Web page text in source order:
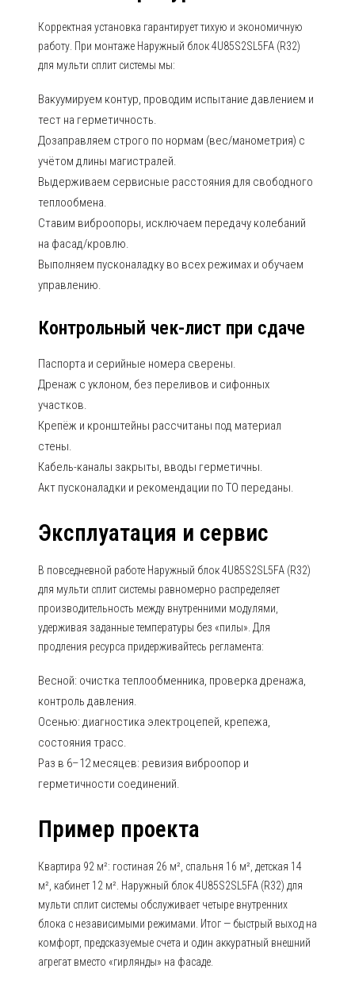
Корректная установка гарантирует тихую и экономичную
работу. При монтаже Наружный блок 4U85S2SL5FA (R32)
для мульти сплит системы мы:
Вакуумируем контур, проводим испытание давлением и
тест на герметичность.
Дозаправляем строго по нормам (вес/манометрия) с
учётом длины магистралей.
Выдерживаем сервисные расстояния для свободного
теплообмена.
Ставим виброопоры, исключаем передачу колебаний
на фасад/кровлю.
Выполняем пусконаладку во всех режимах и обучаем
управлению.
Контрольный чек-лист при сдаче
Паспорта и серийные номера сверены.
Дренаж с уклоном, без переливов и сифонных
участков.
Крепёж и кронштейны рассчитаны под материал
стены.
Кабель-каналы закрыты, вводы герметичны.
Акт пусконаладки и рекомендации по ТО переданы.
Эксплуатация и сервис
В повседневной работе Наружный блок 4U85S2SL5FA (R32)
для мульти сплит системы равномерно распределяет
производительность между внутренними модулями,
удерживая заданные температуры без «пилы». Для
продления ресурса придерживайтесь регламента:
Весной: очистка теплообменника, проверка дренажа,
контроль давления.
Осенью: диагностика электроцепей, крепежа,
состояния трасс.
Раз в 6–12 месяцев: ревизия виброопор и
герметичности соединений.
Пример проекта
Квартира 92 м²: гостиная 26 м², спальня 16 м², детская 14
м², кабинет 12 м². Наружный блок 4U85S2SL5FA (R32) для
мульти сплит системы обслуживает четыре внутренних
блока с независимыми режимами. Итог — быстрый выход на
комфорт, предсказуемые счета и один аккуратный внешний
агрегат вместо «гирлянды» на фасаде.